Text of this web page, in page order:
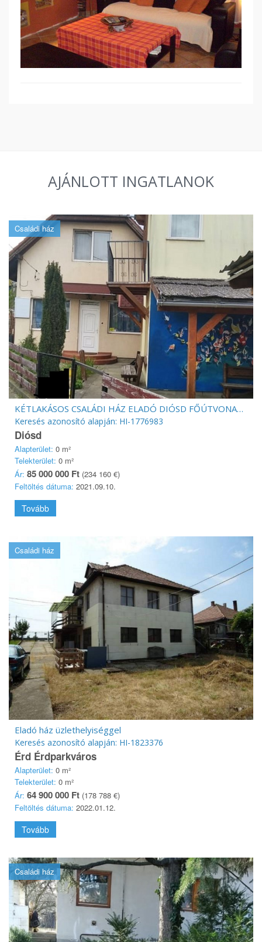
AJÁNLOTT INGATLANOK
Családi ház
KÉTLAKÁSOS CSALÁDI HÁZ ELADÓ DIÓSD FŐÚTVONALÁN!
Keresés azonosító alapján: HI-1776983
Diósd
Alapterület: 0 m²
Telekterület: 0 m²
Ár: 85 000 000 Ft (234 160 €)
Feltöltés dátuma: 2021.09.10.
Tovább
Családi ház
Eladó ház üzlethelyiséggel
Keresés azonosító alapján: HI-1823376
Érd Érdparkváros
Alapterület: 0 m²
Telekterület: 0 m²
Ár: 64 900 000 Ft (178 788 €)
Feltöltés dátuma: 2022.01.12.
Tovább
Családi ház